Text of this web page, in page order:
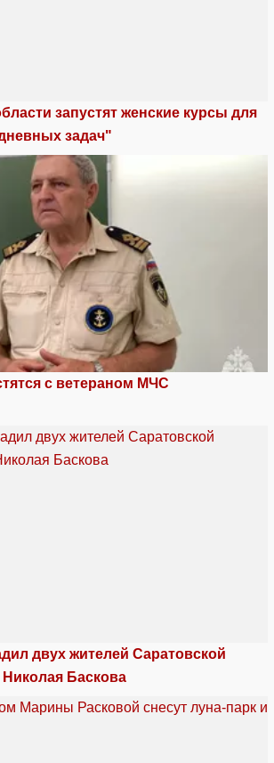
запустят женские курсы для
задач"
с ветераном МЧС
двух жителей Саратовской
Баскова